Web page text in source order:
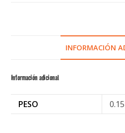
INFORMACIÓN
Información adicional
PESO